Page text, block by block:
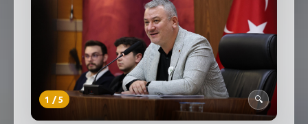
1 /5 🔍
SEBİK
E NÖBETÇI ECZANELER
SABSIS - AFET
TRAFIKPARK